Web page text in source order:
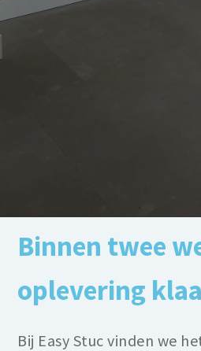
Binnen twee
oplevering
Bij Easy Stuc vinden we